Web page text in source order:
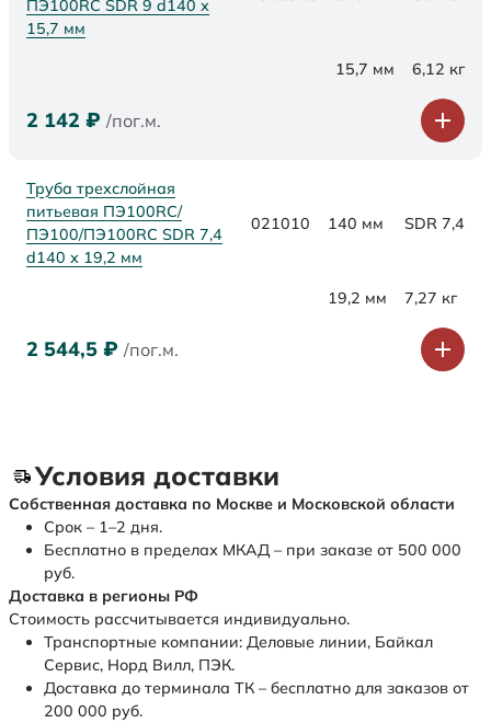
ПЭ100RC SDR 9 d140 х
15,7 мм
15,7 мм 6,12 кг
2 142 ₽ /пог.м.
Труба трехслойная
питьевая ПЭ100RC/
ПЭ100/ПЭ100RC SDR 7,4
d140 х 19,2 мм
021010 140 мм SDR 7,4
19,2 мм 7,27 кг
2 544,5 ₽ /пог.м.
Условия доставки
Собственная доставка по Москве и Московской области
Срок – 1–2 дня.
Бесплатно в пределах МКАД – при заказе от 500 000
руб.
Доставка в регионы РФ
Стоимость рассчитывается индивидуально.
Транспортные компании: Деловые линии, Байкал
Сервис, Норд Вилл, ПЭК.
Доставка до терминала ТК – бесплатно для заказов от
200 000 руб.